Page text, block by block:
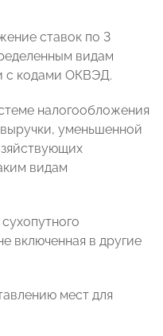
ставок по 3
видам
с кодами ОКВЭД.
налогообложения
выручки, уменьшенной
видам
включенная в другие
мест для